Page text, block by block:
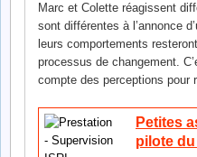
Marc et Colette réagissent
sont différentes à l’annonce
leurs comportements
processus de changement.
compte des perceptions pour
Petites
pilote